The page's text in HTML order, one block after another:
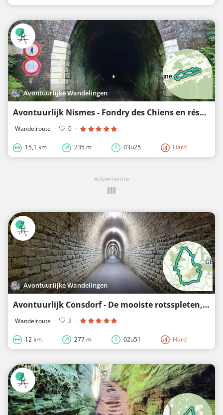
Avontuurlijke Wandelingen
Avontuurlijk Nismes - Fondry des Chiens en réserve naturelle de Dourbes
Wandelroute · 0 ·
15,1 km 235 m 03u25 Hard
Advertentie
Avontuurlijke Wandelingen
Avontuurlijk Consdorf - De mooiste rotsspleten, een voormalige spoorlijn en de Michielskirche
Wandelroute · 2 ·
12 km 277 m 02u51 Hard